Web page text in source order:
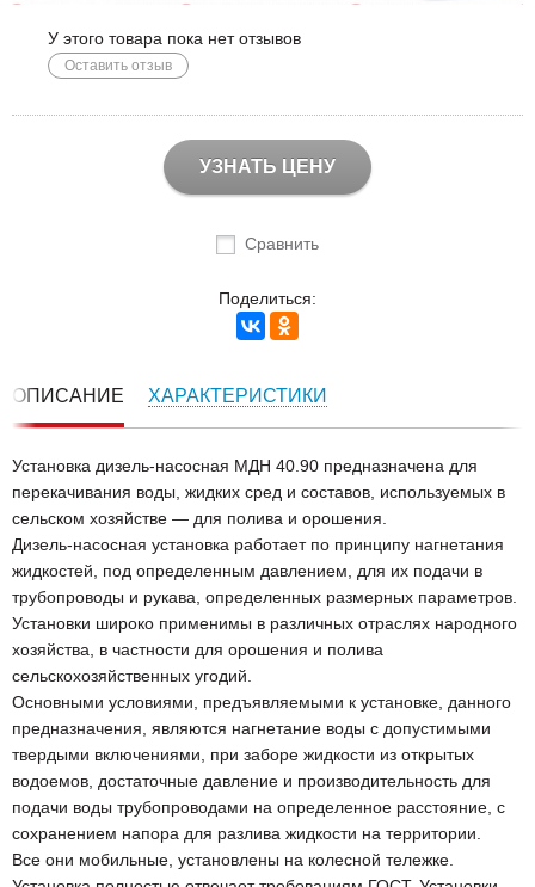
У этого товара пока нет отзывов
Оставить отзыв
УЗНАТЬ ЦЕНУ
Сравнить
Поделиться:
ОПИСАНИЕ ХАРАКТЕРИСТИКИ
Установка дизель-насосная МДН 40.90 предназначена для
перекачивания воды, жидких сред и составов, используемых в
сельском хозяйстве — для полива и орошения.
Дизель-насосная установка работает по принципу нагнетания
жидкостей, под определенным давлением, для их подачи в
трубопроводы и рукава, определенных размерных параметров.
Установки широко применимы в различных отраслях народного
хозяйства, в частности для орошения и полива
сельскохозяйственных угодий.
Основными условиями, предъявляемыми к установке, данного
предназначения, являются нагнетание воды с допустимыми
твердыми включениями, при заборе жидкости из открытых
водоемов, достаточные давление и производительность для
подачи воды трубопроводами на определенное расстояние, с
сохранением напора для разлива жидкости на территории.
Все они мобильные, установлены на колесной тележке.